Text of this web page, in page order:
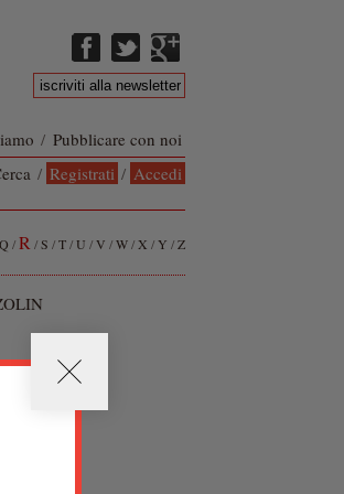
/ Pubblicare con noi
/ Registrati / Accedi
Q /R /S /T/U /V /W/X /Y /Z